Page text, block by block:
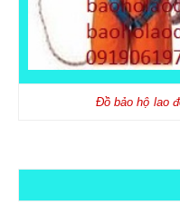
Đồ bảo hộ lao